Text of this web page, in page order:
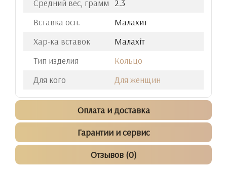
Средний вес, грамм
2.3
Вставка осн.
Малахит
Хар-ка вставок
Малахіт
Тип изделия
Кольцо
Для кого
Для женщин
Оплата и доставка
Гарантии и сервис
Отзывов (0)